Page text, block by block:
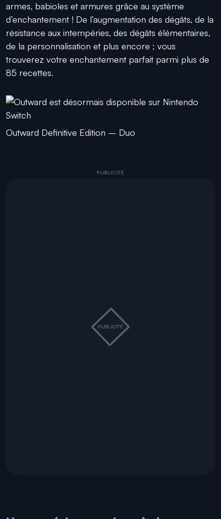
armes, babioles et armures grâce au système
d’enchantement ! De l’augmentation des dégâts, de la
résistance aux intempéries, des dégâts élémentaires,
de la personnalisation et plus encore ; vous
trouverez votre enchantement parfait parmi plus de
85 recettes.
Outward Definitive Edition – Duo